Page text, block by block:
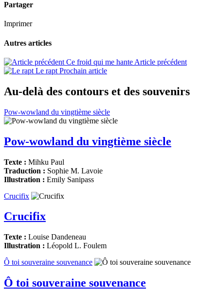
Partager
Imprimer
Autres articles
Ce froid qui me hante Article précédent
Le rapt Prochain article
Au-delà des contours et des souvenirs
Pow-wowland du vingtième siècle
Pow-wowland du vingtième siècle
Texte : Mihku Paul
Traduction : Sophie M. Lavoie
Illustration : Emily Sanipass
Crucifix
Crucifix
Texte : Louise Dandeneau
Illustration : Léopold L. Foulem
Ô toi souveraine souvenance
Ô toi souveraine souvenance